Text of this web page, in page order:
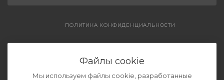
ПОЛИТИКА КОНФИДЕНЦИАЛЬНОСТИ
Файлы cookie
Мы используем файлы cookie, разработанные